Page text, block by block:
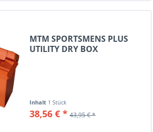
MTM SPORTSMENS PLUS
UTILITY DRY BOX
Inhalt 1 Stück
38,56 € * 43,95 € *